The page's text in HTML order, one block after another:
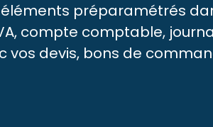
préparamétrés
compte comptable,
devis, bons de